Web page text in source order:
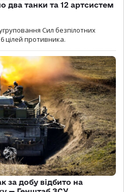
два танки та 12 артсистем
Сил безпілотних
цілей противника.
за добу відбито на